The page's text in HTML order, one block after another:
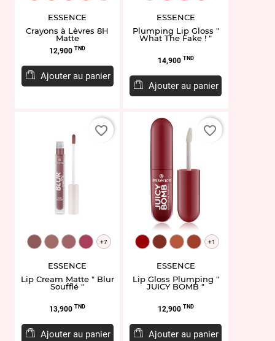
ESSENCE
Crayons à Lèvres 8H
Matte
Prix
12,900 TND
Ajouter au panier
ESSENCE
Plumping Lip Gloss "
What The Fake ! "
Prix
14,900 TND
Ajouter au panier
EL958484.01
EL958486.02
EL958488.03
EL958492.05
+7
ESSENCE
Lip Cream Matte " Blur
Soufflé "
Prix
13,900 TND
Ajouter au panier
favorite_border
EL959365.01
EL959366.02
EL959367.04
EL959368.05
+1
ESSENCE
Lip Gloss Plumping "
JUICY BOMB "
Prix
12,900 TND
Ajouter au panier
favorite_border